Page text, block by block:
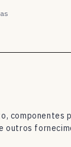
componentes
outros